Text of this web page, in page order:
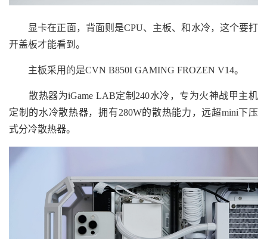
显卡在正面，背面则是CPU、主板、和水冷，这个要打
开盖板才能看到。
主板采用的是CVN B850I GAMING FROZEN V14。
散热器为iGame LAB定制240水冷，专为火神战甲主机
定制的水冷散热器，拥有280W的散热能力，远超mini下压
式分冷散热器。